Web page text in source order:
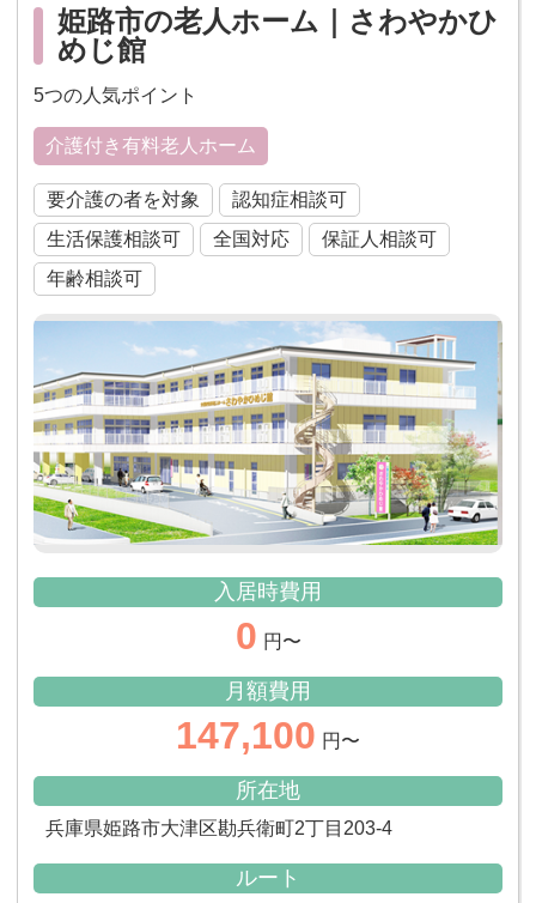
姫路市の老人ホーム｜さわやかひ
めじ館
5つの人気ポイント
介護付き有料老人ホーム
要介護の者を対象
認知症相談可
生活保護相談可
全国対応
保証人相談可
年齢相談可
入居時費用
0 円〜
月額費用
147,100 円〜
所在地
兵庫県姫路市大津区勘兵衛町2丁目203-4
ルート